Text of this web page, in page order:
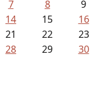
7 8
9
14 15
16
21 22
23
28 29
30